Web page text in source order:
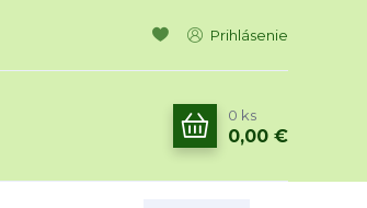
Prihlásenie
0 ks
0,00 €